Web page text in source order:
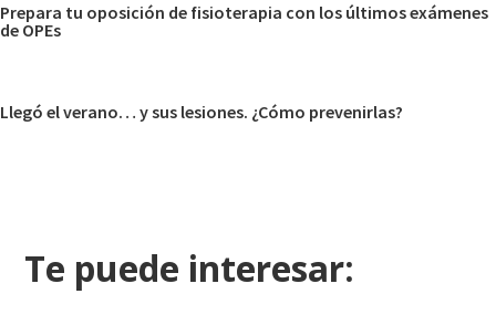
Prepara tu oposición de fisioterapia con los últimos exámenes
de OPEs
Llegó el verano… y sus lesiones. ¿Cómo prevenirlas?
Te puede interesar: